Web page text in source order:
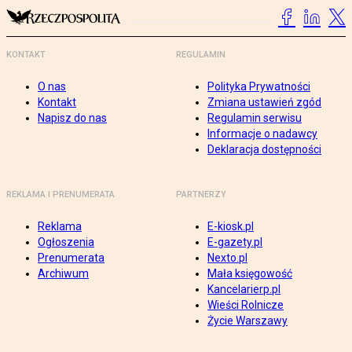
KONTAKT
O nas
Kontakt
Napisz do nas
REGULAMIN
Polityka Prywatności
Zmiana ustawień zgód
Regulamin serwisu
Informacje o nadawcy
Deklaracja dostępności
REKLAMA I PRENUMERATA
Reklama
Ogłoszenia
Prenumerata
Archiwum
PARTNERZY
E-kiosk.pl
E-gazety.pl
Nexto.pl
Mała księgowość
Kancelarierp.pl
Wieści Rolnicze
Życie Warszawy